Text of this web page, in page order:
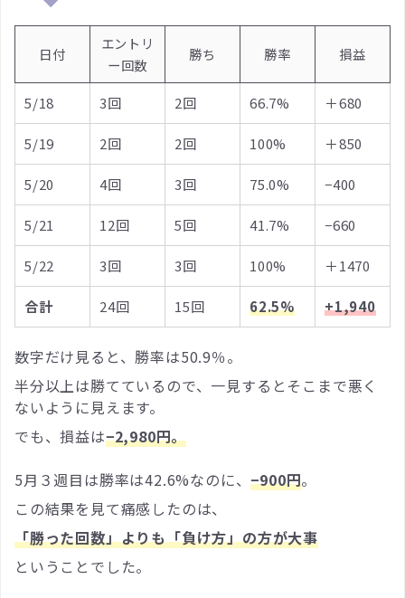
日付
エントリ
ー回数
勝ち 勝率 損益
5/18 3回 2回 66.7% ＋680
5/19 2回 2回 100% ＋850
5/20 4回 3回 75.0% −400
5/21 12回 5回 41.7% −660
5/22 3回 3回 100% ＋1470
合計 24回 15回 62.5% +1,940
数字だけ見ると、勝率は50.9％。
半分以上は勝てているので、一見するとそこまで悪く
ないように見えます。
でも、損益は−2,980円。
5月３週目は勝率は42.6%なのに、−900円。
この結果を見て痛感したのは、
「勝った回数」よりも「負け方」の方が大事
ということでした。